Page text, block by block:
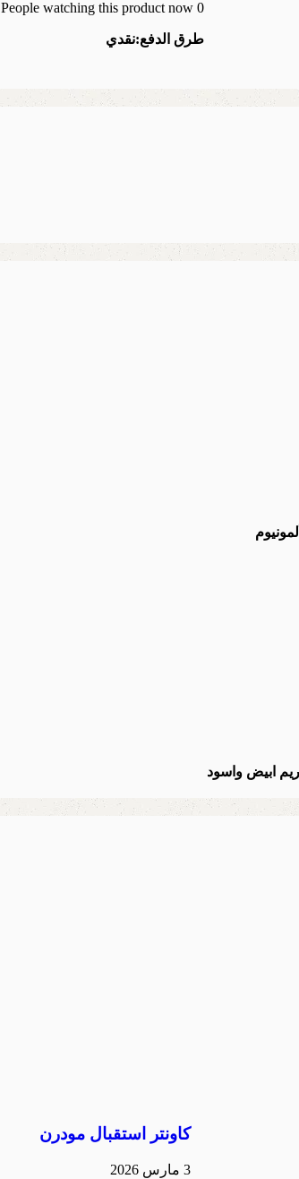
0
People watching this product now!
طرق الدفع:نقدي
كاونتر استقبال مودرن
3 مارس 2026